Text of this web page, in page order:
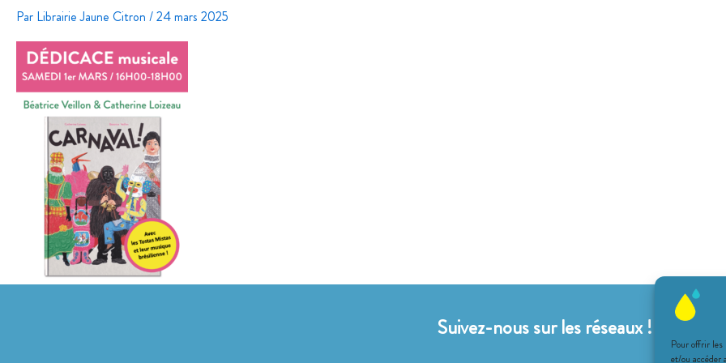
Pour offrir les
et/ou accéder
Par Librairie Jaune Citron /24 mars 2025
Suivez-nous sur les réseaux !